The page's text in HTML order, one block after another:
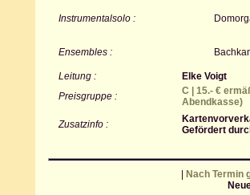
Instrumentalsolo :
Ensembles :
Leitung :
Elke Voigt
Preisgruppe :
C | 15.- €
Abendkasse)
Zusatzinfo :
Gefördert
Nach Termin